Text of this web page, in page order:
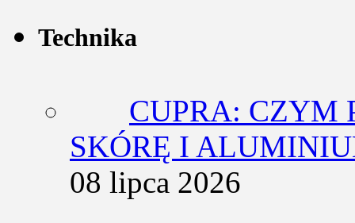
Technika
CUPRA: CZYM
SKÓRĘ I
08 lipca 2026